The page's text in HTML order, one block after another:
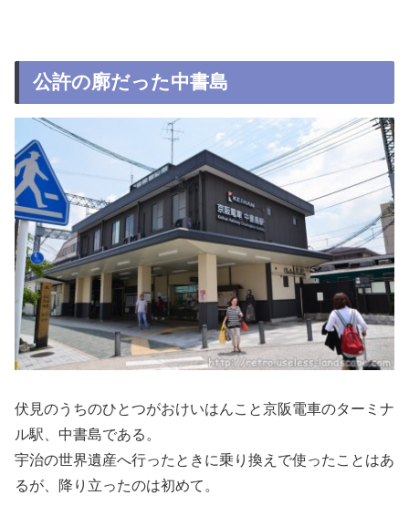
公許の廓だった中書島
伏見のうちのひとつがおけいはんこと京阪電車のターミナ
ル駅、中書島である。
宇治の世界遺産へ行ったときに乗り換えで使ったことはあ
るが、降り立ったのは初めて。